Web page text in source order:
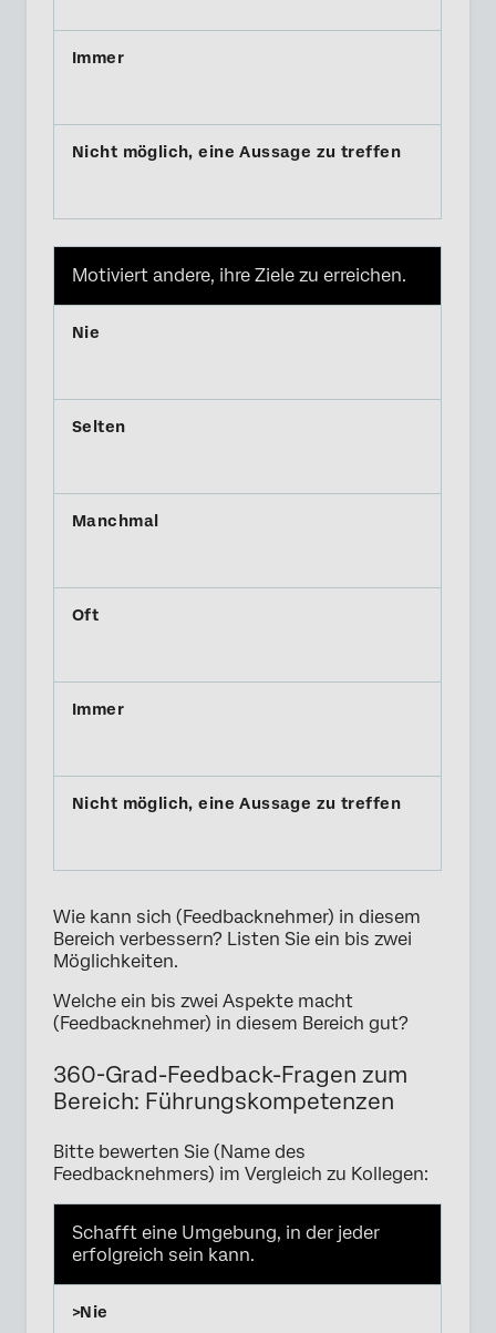
Motiviert andere, ihre Ziele zu erreichen.
Wie kann sich (Feedbacknehmer) in diesem
Bereich verbessern? Listen Sie ein bis zwei
Möglichkeiten.
Welche ein bis zwei Aspekte macht
(Feedbacknehmer) in diesem Bereich gut?
360-Grad-Feedback-Fragen zum
Bereich: Führungskompetenzen
Bitte bewerten Sie (Name des
Feedbacknehmers) im Vergleich zu Kollegen:
Schafft eine Umgebung, in der jeder
erfolgreich sein kann.